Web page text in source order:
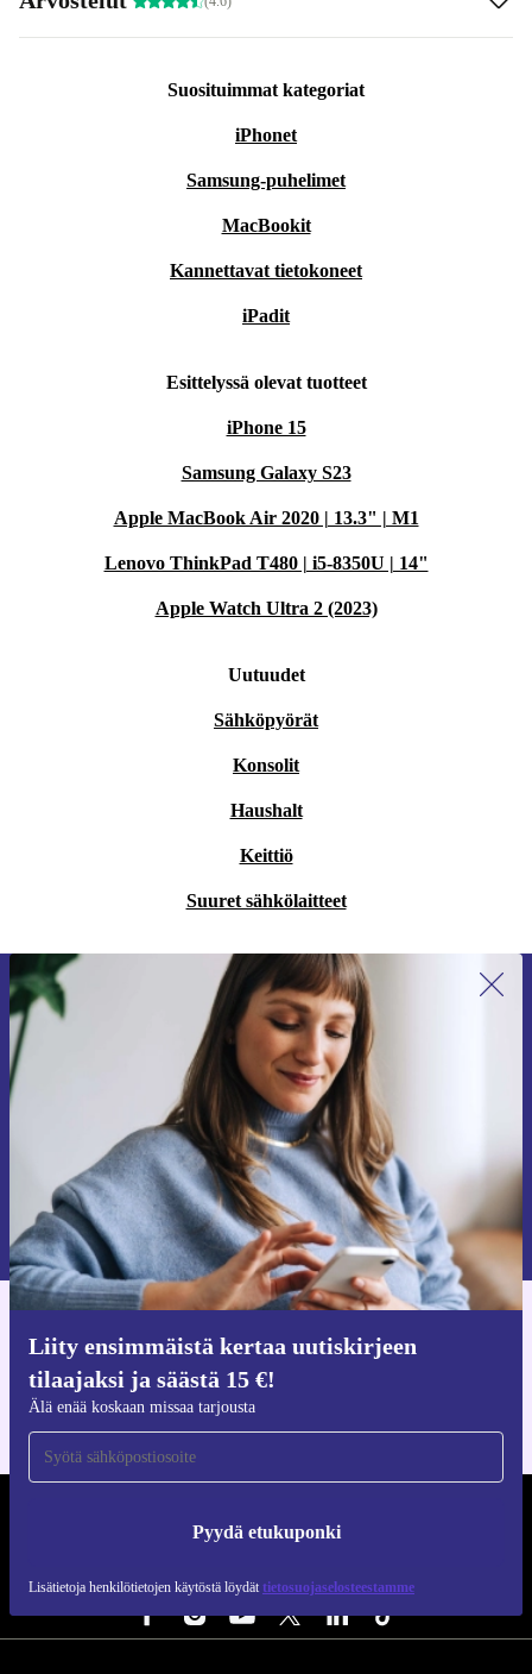
Suosituimmat kategoriat
iPhonet
Samsung-puhelimet
MacBookit
Kannettavat tietokoneet
iPadit
Esittelyssä olevat tuotteet
iPhone 15
Samsung Galaxy S23
Apple MacBook Air 2020 | 13.3" | M1
Lenovo ThinkPad T480 | i5-8350U | 14"
Apple Watch Ultra 2 (2023)
Uutuudet
Sähköpyörät
Konsolit
Haushalt
Keittiö
Suuret sähkölaitteet
Liity ensimmäistä kertaa uutiskirjeen
tilaajaksi ja säästä 15 €!
Älä enää koskaan missaa tarjousta
Pyydä etukuponki
Lisätietoja henkilötietojen käytöstä löydät tietosuojaselosteestamme
Liity ensimmäistä kertaa uutiskirjeen
tilaajaksi ja säästä 15 €!
Älä missaa enää yhtäkään tarjousta.
Pyydä etukuponki
Lisätietoja henkilötietojen käytöstä löydättietosuojaselosteestamme.
iOS:lle ja Androidille